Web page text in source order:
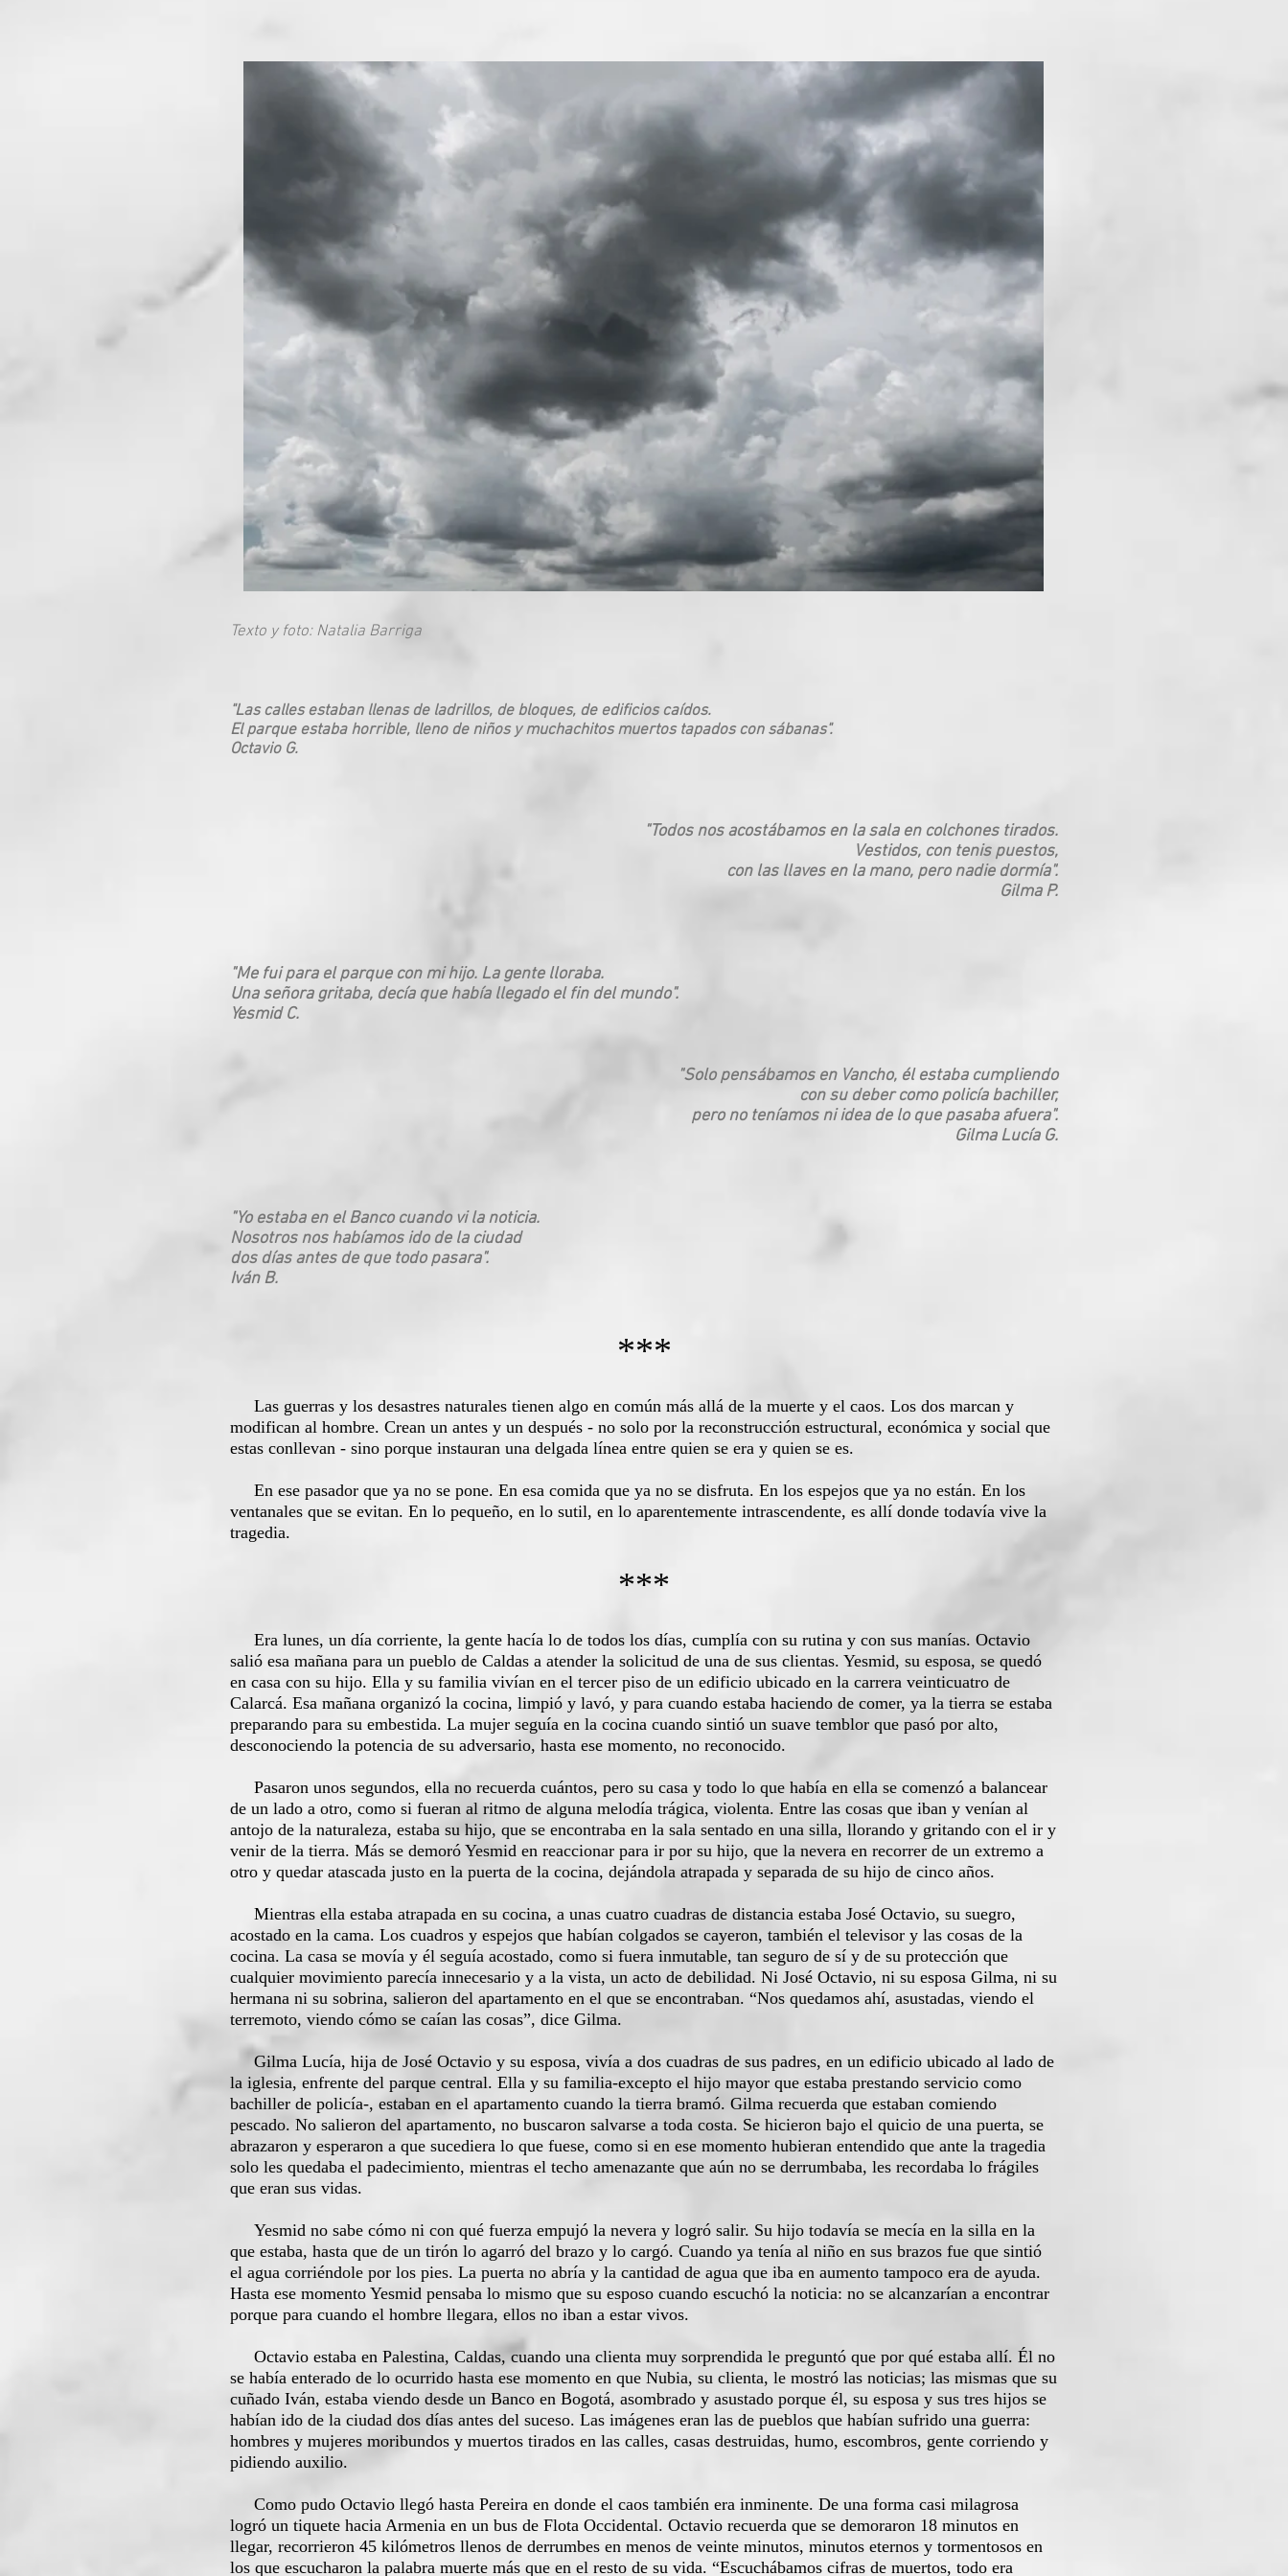
Texto y foto: Natalia Barriga
"Las calles estaban llenas de ladrillos, de bloques, de edificios caídos.
El parque estaba horrible, lleno de niños y muchachitos muertos tapados con sábanas".
Octavio G.
"Todos nos acostábamos en la sala en colchones tirados.
Vestidos, con tenis puestos,
con las llaves en la mano, pero nadie dormía".
Gilma P.
"Me fui para el parque con mi hijo. La gente lloraba.
Una señora gritaba, decía que había llegado el fin del mundo".
Yesmid C.
"Solo pensábamos en Vancho, él estaba cumpliendo
con su deber como policía bachiller,
pero no teníamos ni idea de lo que pasaba afuera".
Gilma Lucía G.
"Yo estaba en el Banco cuando vi la noticia.
Nosotros nos habíamos ido de la ciudad
dos días antes de que todo pasara".
Iván B.
***
Las guerras y los desastres naturales tienen algo en común más allá de la muerte y el caos. Los dos marcan y
modifican al hombre. Crean un antes y un después - no solo por la reconstrucción estructural, económica y social que
estas conllevan - sino porque instauran una delgada línea entre quien se era y quien se es.
En ese pasador que ya no se pone. En esa comida que ya no se disfruta. En los espejos que ya no están. En los
ventanales que se evitan. En lo pequeño, en lo sutil, en lo aparentemente intrascendente, es allí donde todavía vive la
tragedia.
***
Era lunes, un día corriente, la gente hacía lo de todos los días, cumplía con su rutina y con sus manías. Octavio
salió esa mañana para un pueblo de Caldas a atender la solicitud de una de sus clientas. Yesmid, su esposa, se quedó
en casa con su hijo. Ella y su familia vivían en el tercer piso de un edificio ubicado en la carrera veinticuatro de
Calarcá. Esa mañana organizó la cocina, limpió y lavó, y para cuando estaba haciendo de comer, ya la tierra se estaba
preparando para su embestida. La mujer seguía en la cocina cuando sintió un suave temblor que pasó por alto,
desconociendo la potencia de su adversario, hasta ese momento, no reconocido.
Pasaron unos segundos, ella no recuerda cuántos, pero su casa y todo lo que había en ella se comenzó a balancear
de un lado a otro, como si fueran al ritmo de alguna melodía trágica, violenta. Entre las cosas que iban y venían al
antojo de la naturaleza, estaba su hijo, que se encontraba en la sala sentado en una silla, llorando y gritando con el ir y
venir de la tierra. Más se demoró Yesmid en reaccionar para ir por su hijo, que la nevera en recorrer de un extremo a
otro y quedar atascada justo en la puerta de la cocina, dejándola atrapada y separada de su hijo de cinco años.
Mientras ella estaba atrapada en su cocina, a unas cuatro cuadras de distancia estaba José Octavio, su suegro,
acostado en la cama. Los cuadros y espejos que habían colgados se cayeron, también el televisor y las cosas de la
cocina. La casa se movía y él seguía acostado, como si fuera inmutable, tan seguro de sí y de su protección que
cualquier movimiento parecía innecesario y a la vista, un acto de debilidad. Ni José Octavio, ni su esposa Gilma, ni su
hermana ni su sobrina, salieron del apartamento en el que se encontraban. “Nos quedamos ahí, asustadas, viendo el
terremoto, viendo cómo se caían las cosas”, dice Gilma.
Gilma Lucía, hija de José Octavio y su esposa, vivía a dos cuadras de sus padres, en un edificio ubicado al lado de
la iglesia, enfrente del parque central. Ella y su familia-excepto el hijo mayor que estaba prestando servicio como
bachiller de policía-, estaban en el apartamento cuando la tierra bramó. Gilma recuerda que estaban comiendo
pescado. No salieron del apartamento, no buscaron salvarse a toda costa. Se hicieron bajo el quicio de una puerta, se
abrazaron y esperaron a que sucediera lo que fuese, como si en ese momento hubieran entendido que ante la tragedia
solo les quedaba el padecimiento, mientras el techo amenazante que aún no se derrumbaba, les recordaba lo frágiles
que eran sus vidas.
Yesmid no sabe cómo ni con qué fuerza empujó la nevera y logró salir. Su hijo todavía se mecía en la silla en la
que estaba, hasta que de un tirón lo agarró del brazo y lo cargó. Cuando ya tenía al niño en sus brazos fue que sintió
el agua corriéndole por los pies. La puerta no abría y la cantidad de agua que iba en aumento tampoco era de ayuda.
Hasta ese momento Yesmid pensaba lo mismo que su esposo cuando escuchó la noticia: no se alcanzarían a encontrar
porque para cuando el hombre llegara, ellos no iban a estar vivos.
Octavio estaba en Palestina, Caldas, cuando una clienta muy sorprendida le preguntó que por qué estaba allí. Él no
se había enterado de lo ocurrido hasta ese momento en que Nubia, su clienta, le mostró las noticias; las mismas que su
cuñado Iván, estaba viendo desde un Banco en Bogotá, asombrado y asustado porque él, su esposa y sus tres hijos se
habían ido de la ciudad dos días antes del suceso. Las imágenes eran las de pueblos que habían sufrido una guerra:
hombres y mujeres moribundos y muertos tirados en las calles, casas destruidas, humo, escombros, gente corriendo y
pidiendo auxilio.
Como pudo Octavio llegó hasta Pereira en donde el caos también era inminente. De una forma casi milagrosa
logró un tiquete hacia Armenia en un bus de Flota Occidental. Octavio recuerda que se demoraron 18 minutos en
llegar, recorrieron 45 kilómetros llenos de derrumbes en menos de veinte minutos, minutos eternos y tormentosos en
los que escucharon la palabra muerte más que en el resto de su vida. “Escuchábamos cifras de muertos, todo era